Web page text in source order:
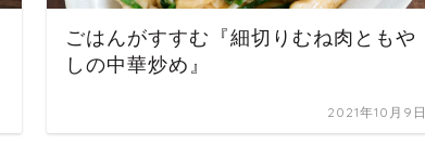
ごはんがすすむ『細切りむね肉ともや
しの中華炒め』
2021年10月9日